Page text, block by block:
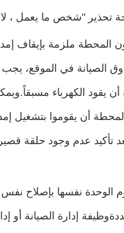
تحذير "شخص ما يعمل ،
تكون المحطة ملزمة بإيقاف
الصيانة في الموقع،
أن يقود الكهرباء
أن يقوموا بتشغيل
تأكيد عدم وجود حلقة
تقوم الوحدة نفسها بإصلاح
إدارة الصيانة أو